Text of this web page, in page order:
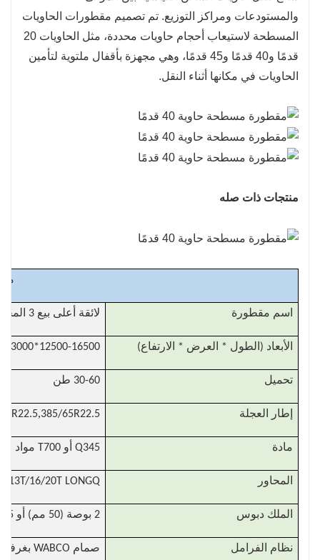
والمستودعات ومراكز التوزيع. تم تصميم مقطورات الحاويات
المسطحة لاستيعاب أحجام حاويات محددة، مثل الحاويات 20
قدمًا و40 قدمًا و45 قدمًا، وهي مجهزة بأقفال ملتوية لتأمين
الحاويات في مكانها أثناء النقل.
منتجات ذات صله
اسم مقطورة لائقة أعلى بيع 3 المحور 40ft 20ft 45ft حاوية مسطحة شاحنة نصف مقطورة للنقل
الأبعاد (الطول * العرض * الارتفاع) 12500-16500*2500-3000*1430-1550 ملم
تحميل 30-60 طن
إطار العجلة 12R22.5,385/65R22.5 مثلث/ ماركة هانكوك
مادة Q345 أو T700 مواد الصلب باو عالية القوة، يزيد سمك وفقا لloadm
المحاور 13T/16/20T LONGQ أو BPW أو FUWA ماركة، ثلاثة محاور، أربعة محاور ومحاور متعددة أخرى اختيارية
الملك دبوس 2 بوصة (50 مم) أو 3.5 بوصة (90 مم)، ثابتة أو نشطة
نظام الفرامل صمام WABCO بغرفة كبيرة